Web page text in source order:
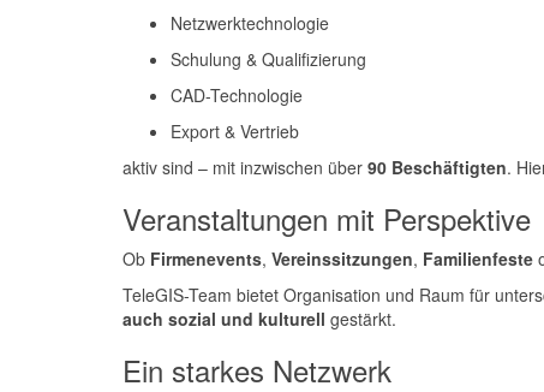
Netzwerktechnologie
Schulung & Qualifizierung
CAD-Technologie
Export & Vertrieb
aktiv sind – mit inzwischen über 90 Beschäftigten.
Veranstaltungen mit Perspektive
Ob Firmenevents, Vereinssitzungen, Familienfeste
TeleGIS-Team bietet Organisation und Raum für
auch sozial und kulturell gestärkt.
Ein starkes Netzwerk